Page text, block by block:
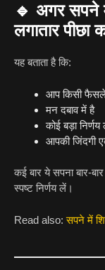
🔹 अगर सपने
लगातार पीछा
यह बताता है कि:
आप किसी
मन दबाव में है
कोई बड़ा निर्णय
आपकी जिंदगी
कई बार ये सपना बार-
स्पष्ट निर्णय लें।
Read also:सपने में